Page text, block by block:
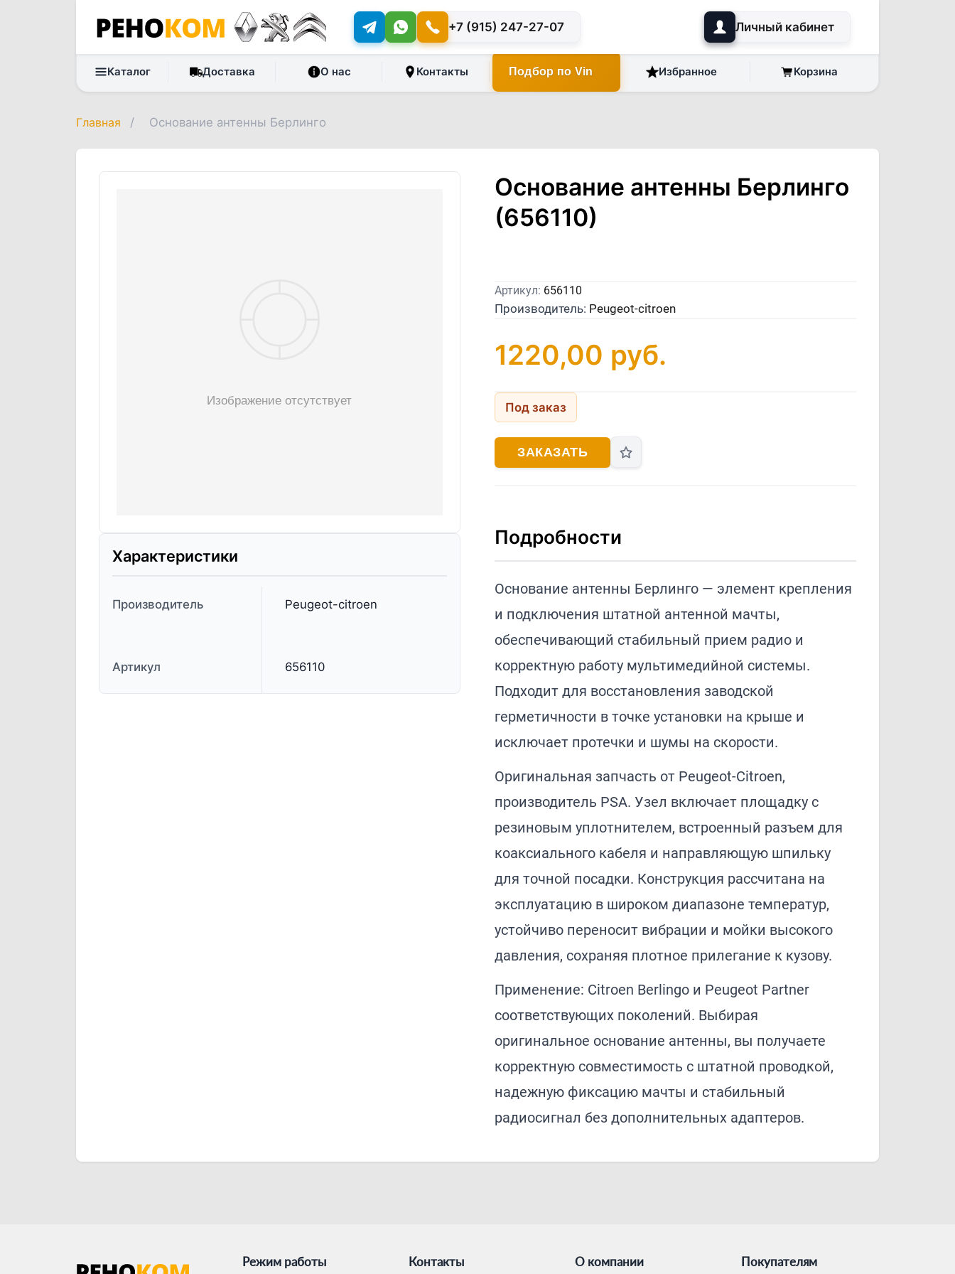
+7 (915) 247-27-07 Личный кабинет
Каталог Доставка О нас Контакты Подбор по Vin Избранное Корзина
Главная / Основание антенны Берлинго
Характеристики
Производитель Peugeot-citroen
Артикул 656110
Основание антенны Берлинго
(656110)
Артикул: 656110
Производитель: Peugeot-citroen
1220,00 руб.
Под заказ
ЗАКАЗАТЬ
Подробности
Основание антенны Берлинго — элемент крепления
и подключения штатной антенной мачты,
обеспечивающий стабильный прием радио и
корректную работу мультимедийной системы.
Подходит для восстановления заводской
герметичности в точке установки на крыше и
исключает протечки и шумы на скорости.
Оригинальная запчасть от Peugeot-Citroen,
производитель PSA. Узел включает площадку с
резиновым уплотнителем, встроенный разъем для
коаксиального кабеля и направляющую шпильку
для точной посадки. Конструкция рассчитана на
эксплуатацию в широком диапазоне температур,
устойчиво переносит вибрации и мойки высокого
давления, сохраняя плотное прилегание к кузову.
Применение: Citroen Berlingo и Peugeot Partner
соответствующих поколений. Выбирая
оригинальное основание антенны, вы получаете
корректную совместимость с штатной проводкой,
надежную фиксацию мачты и стабильный
радиосигнал без дополнительных адаптеров.
Режим работы Контакты О компании Покупателям